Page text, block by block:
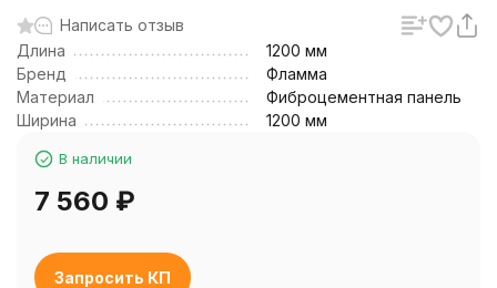
Написать отзыв
Длина
1200 мм
Бренд
Фламма
Материал
Фиброцементная панель
Ширина
1200 мм
В наличии
7 560 ₽
Запросить КП